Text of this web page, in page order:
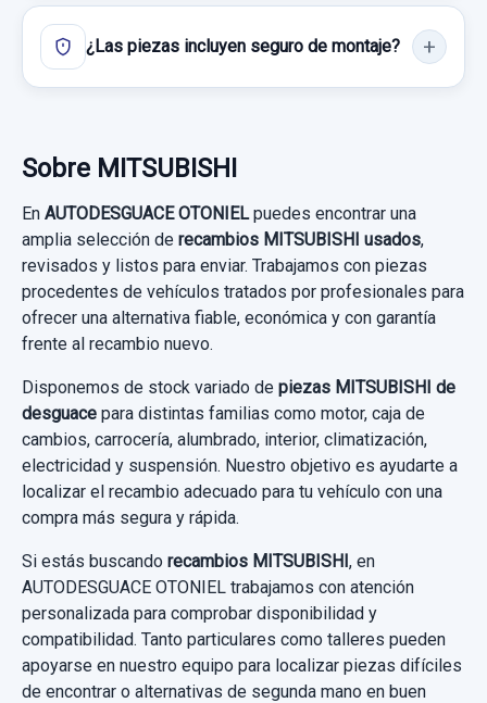
MITSUBISHI MONTERO (V60/V70) 3.2 DI-D
GLS (3-PTAS.)
36,36 €
Sin IVA, gastos de envío no incluidos.
Consultar por whatsapp
Consultar por whatsapp
BRAZO SUSPENSION SUPERIOR DELANTERO
DERECHO
BRAZO SUSPENSION SUPERIOR
DELANTERO... usado.
MITSUBISHI MONTERO (V60/V70) 3.2 DI-D
GLS (3-PTAS.)
Garantía 1 año
¿Las piezas incluyen seguro de montaje?
Sobre MITSUBISHI
En AUTODESGUACE OTONIELpuedes encontrar una
amplia selección de recambios MITSUBISHI usados,
revisados y listos para enviar. Trabajamos con piezas
procedentes de vehículos tratados por profesionales para
ofrecer una alternativa fiable, económica y con garantía
frente al recambio nuevo.
Disponemos de stock variado de piezas MITSUBISHI de
desguace para distintas familias como motor, caja de
cambios, carrocería, alumbrado, interior, climatización,
electricidad y suspensión. Nuestro objetivo es ayudarte a
localizar el recambio adecuado para tu vehículo con una
compra más segura y rápida.
Si estás buscando recambios MITSUBISHI, en
AUTODESGUACE OTONIEL trabajamos con atención
personalizada para comprobar disponibilidad y
compatibilidad. Tanto particulares como talleres pueden
apoyarse en nuestro equipo para localizar piezas difíciles
de encontrar o alternativas de segunda mano en buen